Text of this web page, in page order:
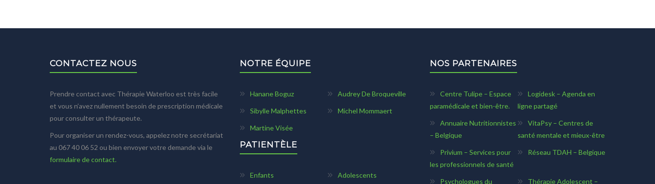
CONTACTEZ NOUS
Prendre contact avec Thérapie Waterloo est très facile
et vous n’avez nullement besoin de prescription médicale
pour consulter un thérapeute.
Pour organiser un rendez-vous, appelez notre secrétariat
au 067 40 06 52 ou bien envoyer votre demande via le
formulaire de contact.
NOTRE ÉQUIPE
Hanane Boguz Audrey De Broqueville
Sibylle Malphettes Michel Mommaert
Martine Visée
PATIENTÈLE
Enfants Adolescents
NOS PARTENAIRES
Centre Tulipe – Espace
paramédicale et bien-être.
Logidesk – Agenda en
ligne partagé
Annuaire Nutritionnistes
– Belgique
VitaPsy – Centres de
santé mentale et mieux-être
Privium – Services pour
les professionnels de santé
Réseau TDAH – Belgique
Psychologues du Thérapie Adolescent –